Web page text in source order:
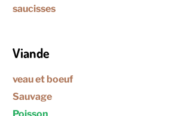
saucisses
Viande
veau et boeuf
Sauvage